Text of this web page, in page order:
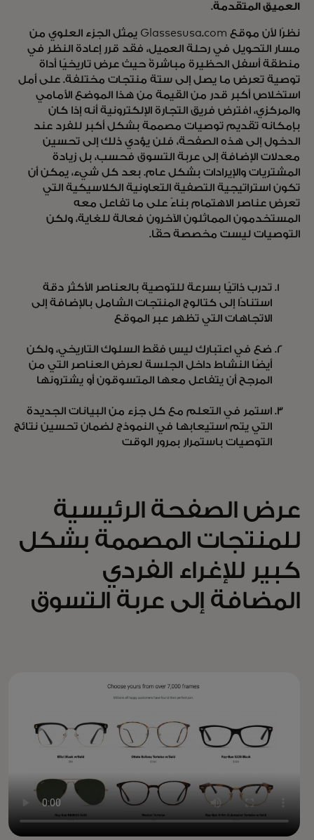
العميق المتقدمة.
نظرًا لأن موقع Glassesusa.com يمثل الجزء العلوي من
مسار التحويل في رحلة العميل، فقد قرر إعادة النظر في
منطقة أسفل الحظيرة مباشرةً حيث عرض تاريخيًا أداة
توصية تعرض ما يصل إلى ستة منتجات مختلفة. على أمل
استخلاص أكبر قدر من القيمة من هذا الموضع الأمامي
والمركزي، افترض فريق التجارة الإلكترونية أنه إذا كان
بإمكانه تقديم توصيات مصممة بشكل أكبر للفرد عند
الدخول إلى هذه الصفحة، فلن يؤدي ذلك إلى تحسين
معدلات الإضافة إلى عربة التسوق فحسب، بل زيادة
المشتريات والإيرادات بشكل عام. بعد كل شيء، يمكن أن
تكون استراتيجية التصفية التعاونية الكلاسيكية التي
تعرض عناصر الاهتمام بناءً على ما تفاعل معه
المستخدمون المماثلون الآخرون فعالة للغاية، ولكن
التوصيات ليست مخصصة حقًا.
تدرب ذاتيًا بسرعة للتوصية بالعناصر الأكثر دقة
استنادًا إلى كتالوج المنتجات الشامل بالإضافة إلى
الاتجاهات التي تظهر عبر الموقع
ضع في اعتبارك ليس فقط السلوك التاريخي، ولكن
أيضًا النشاط داخل الجلسة لعرض العناصر التي من
المرجح أن يتفاعل معها المتسوقون أو يشترونها
استمر في التعلم مع كل جزء من البيانات الجديدة
التي يتم استيعابها في النموذج لضمان تحسين نتائج
التوصيات باستمرار بمرور الوقت
عرض الصفحة الرئيسية
للمنتجات المصممة بشكل
كبير للإغراء الفردي
المضافة إلى عربة التسوق